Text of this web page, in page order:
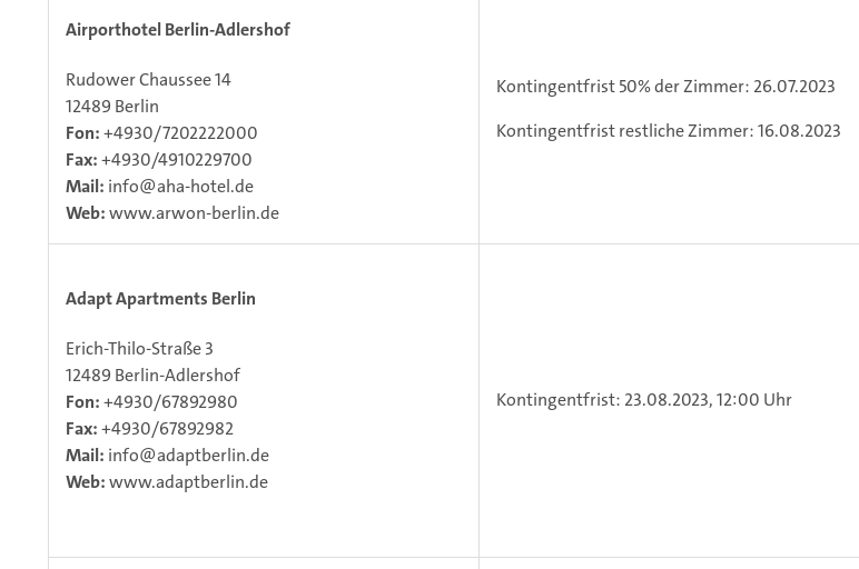
Airporthotel Berlin-Adlershof
Rudower Chaussee 14
12489 Berlin
Fon:+4930/7202222000
Fax:+4930/4910229700
Mail: info@aha-hotel.de
Web:www.arwon-berlin.de
Kontingentfrist 50% der Zimmer: 26.07.2023
Kontingentfrist restliche Zimmer: 16.08.2023
Adapt Apartments Berlin
Erich-Thilo-Straße 3
12489 Berlin-Adlershof
Fon:+4930/67892980
Fax:+4930/67892982
Mail: info@adaptberlin.de
Web:www.adaptberlin.de
Kontingentfrist: 23.08.2023, 12:00 Uhr